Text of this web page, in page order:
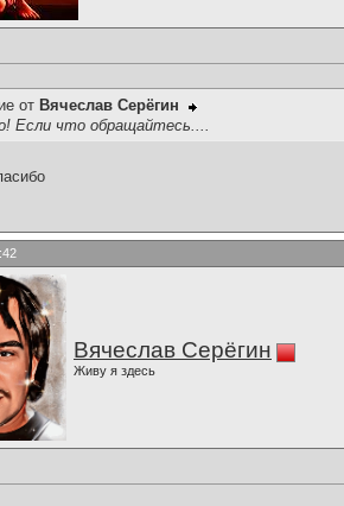
от Вячеслав Серёгин
Если что обращайтесь....
Вячеслав Серёгин
Живу я здесь